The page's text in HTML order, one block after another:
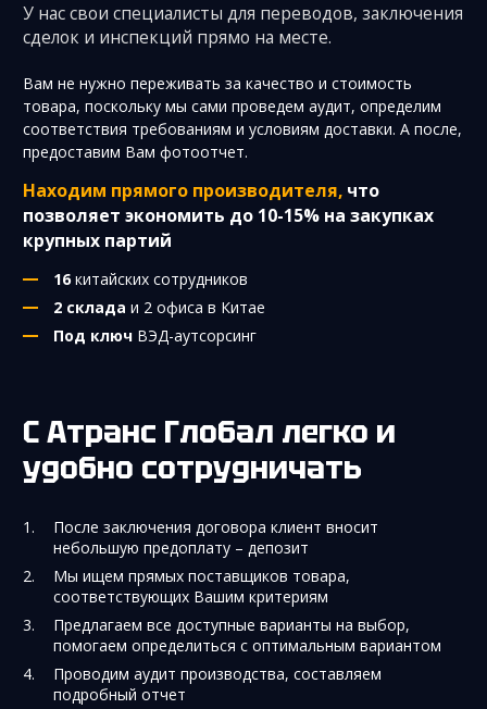
У нас свои специалисты для переводов, заключения
сделок и инспекций прямо на месте.
Вам не нужно переживать за качество и стоимость
товара, поскольку мы сами проведем аудит, определим
соответствия требованиям и условиям доставки. А после,
предоставим Вам фотоотчет.
Находим прямого производителя, что
позволяет экономить до 10-15% на закупках
крупных партий
16китайских сотрудников
2 склада и 2 офиса в Китае
Под ключ ВЭД-аутсорсинг
С Атранс Глобал легко и
удобно сотрудничать
После заключения договора клиент вносит
небольшую предоплату – депозит
Мы ищем прямых поставщиков товара,
соответствующих Вашим критериям
Предлагаем все доступные варианты на выбор,
помогаем определиться с оптимальным вариантом
Проводим аудит производства, составляем
подробный отчет